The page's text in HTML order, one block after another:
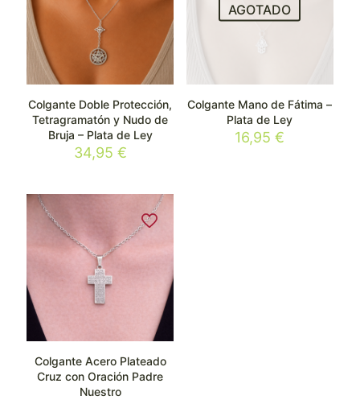
Colgante Doble Protección,
Tetragramatón y Nudo de
Bruja – Plata de Ley
34,95 €
AGOTADO
Colgante Mano de Fátima –
Plata de Ley
16,95€
Colgante Acero Plateado
Cruz con Oración Padre
Nuestro